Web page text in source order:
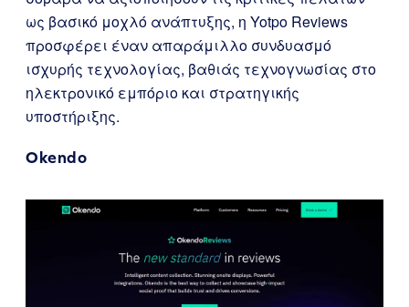
ως βασικό μοχλό ανάπτυξης, η Yotpo Reviews
προσφέρει έναν απαράμιλλο συνδυασμό
ισχυρής τεχνολογίας, βαθιάς τεχνογνωσίας στο
ηλεκτρονικό εμπόριο και στρατηγικής
υποστήριξης.
Okendo